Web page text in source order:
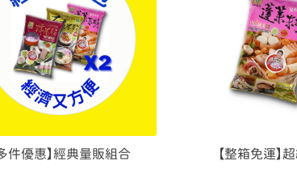
件優惠】經典量販組合 【整箱免運】